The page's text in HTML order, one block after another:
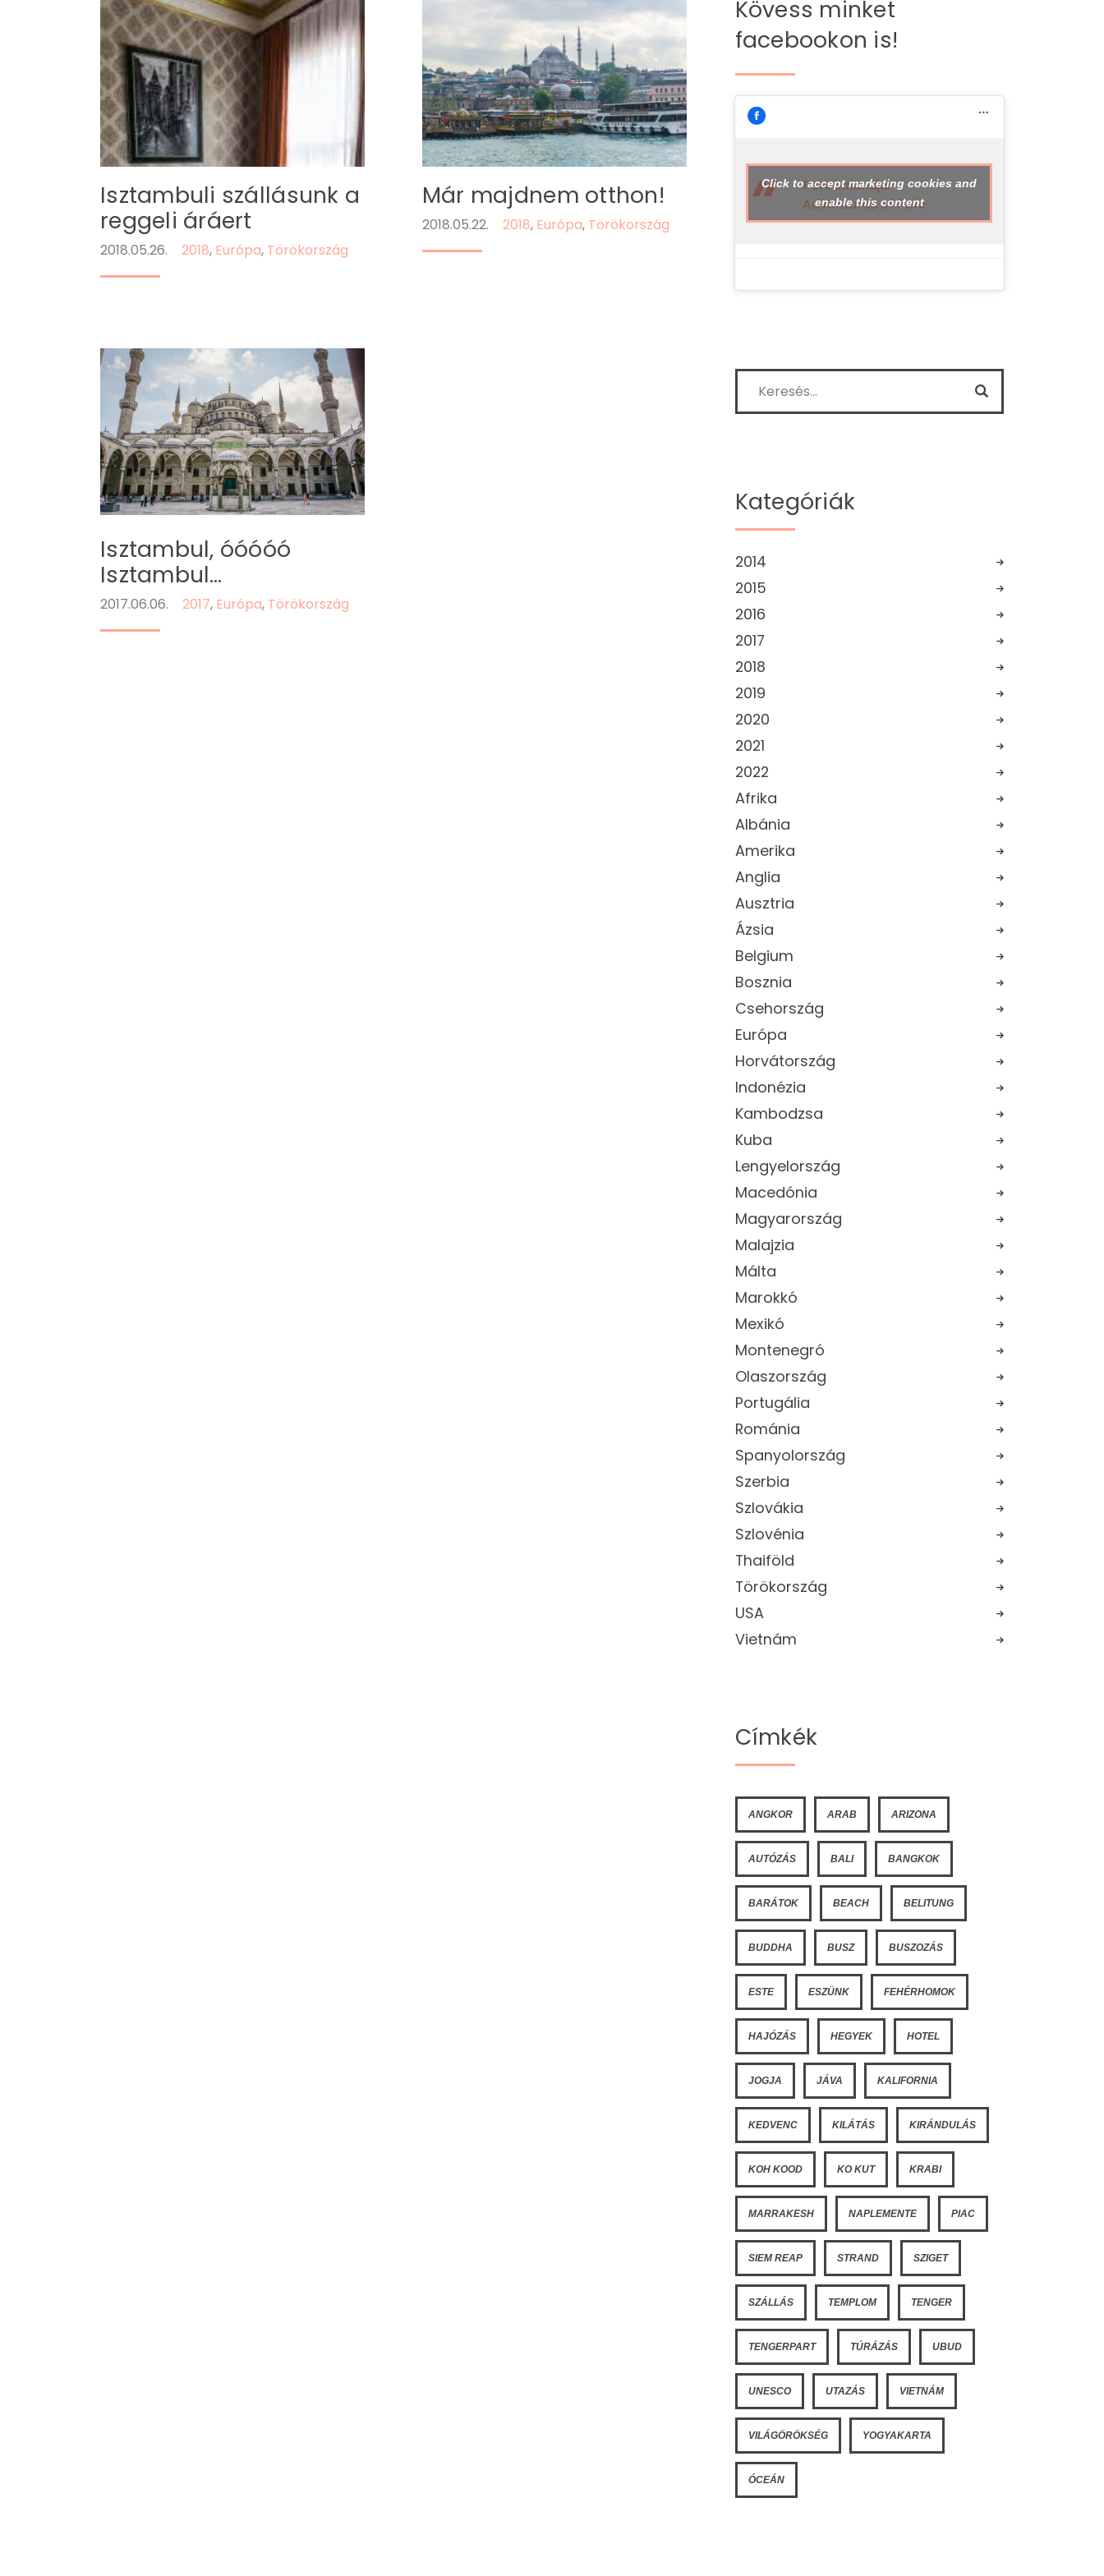
Isztambuli szállásunk a
reggeli áráert
2018.05.26. 2018, Európa, Törökország
Már majdnem otthon!
2018.05.22. 2018, Európa, Törökország
Isztambul, óóóóó
Isztambul…
2017.06.06. 2017, Európa, Törökország
Kövess minket
facebookon is!
PeNi kalandjai -
Adventures of PeNi
Click to accept marketing cookies and
enable this content
Kategóriák
2014
2015
2016
2017
2018
2019
2020
2021
2022
Afrika
Albánia
Amerika
Anglia
Ausztria
Ázsia
Belgium
Bosznia
Csehország
Európa
Horvátország
Indonézia
Kambodzsa
Kuba
Lengyelország
Macedónia
Magyarország
Malajzia
Málta
Marokkó
Mexikó
Montenegró
Olaszország
Portugália
Románia
Spanyolország
Szerbia
Szlovákia
Szlovénia
Thaiföld
Törökország
USA
Vietnám
Címkék
ANGKOR ARAB ARIZONA
AUTÓZÁS BALI BANGKOK
BARÁTOK BEACH BELITUNG
BUDDHA BUSZ BUSZOZÁS
ESTE ESZÜNK FEHÉRHOMOK
HAJÓZÁS HEGYEK HOTEL
JOGJA JÁVA KALIFORNIA
KEDVENC KILÁTÁS KIRÁNDULÁS
KOH KOOD KO KUT KRABI
MARRAKESH NAPLEMENTE PIAC
SIEM REAP STRAND SZIGET
SZÁLLÁS TEMPLOM TENGER
TENGERPART TÚRÁZÁS UBUD
UNESCO UTAZÁS VIETNÁM
VILÁGÖRÖKSÉG YOGYAKARTA
ÓCEÁN